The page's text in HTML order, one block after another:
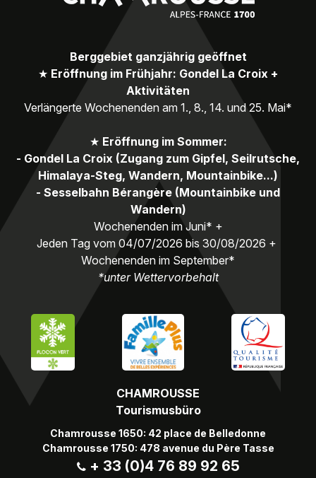
CHAMROUSSE
Tourismusbüro
Chamrousse 1650: 42 place de Belledonne
Chamrousse 1750: 478 avenue du Père Tasse
+ 33 (0)4 76 89 92 65
Berggebiet ganzjährig geöffnet
★ Eröffnung im Frühjahr: Gondel La Croix +
Aktivitäten
Verlängerte Wochenenden am 1., 8., 14. und 25. Mai*
★ Eröffnung im Sommer:
- Gondel La Croix (Zugang zum Gipfel, Seilrutsche,
Himalaya-Steg, Wandern, Mountainbike...)
- Sesselbahn Bérangère (Mountainbike und
Wandern)
Wochenenden im Juni* +
Jeden Tag vom 04/07/2026 bis 30/08/2026 +
Wochenenden im September*
*unter Wettervorbehalt